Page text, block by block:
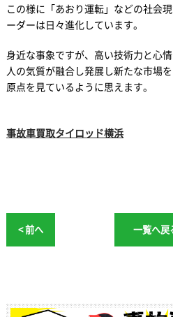
この様に「あおり運転」などの社会
ーダーは日々進化しています。
身近な事象ですが、高い技術力と心
人の気質が融合し発展し新たな市場
原点を見ているように思えます。
事故車買取タイロッド横浜
< 前へ 一覧へ戻